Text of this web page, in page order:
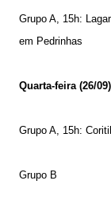
Grupo A, 15h:
em Pedrinhas
Quarta-feira (26/09)
Grupo A, 15h:
Grupo B